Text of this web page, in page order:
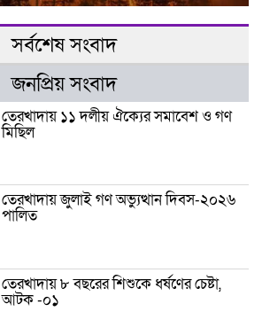
সর্বশেষ সংবাদ
জনপ্রিয় সংবাদ
তেরখাদায় ১১ দলীয় ঐক্যের সমাবেশ ও গণ
মিছিল
তেরখাদায় জুলাই গণ অভ্যুত্থান দিবস-২০২৬
পালিত
তেরখাদায় ৮ বছরের শিশুকে ধর্ষণের চেষ্টা,
আটক -০১